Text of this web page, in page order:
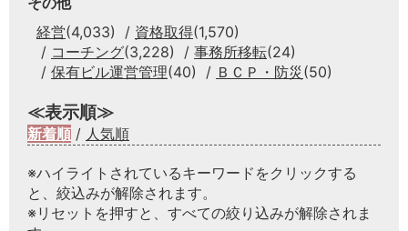
経営(4,033) 資格取得(1,570)
コーチング(3,228) 事務所移転(24)
保有ビル運営管理(40) ＢＣＰ・防災 (50)
≪表示順≫
新着順 / 人気順
※ハイライトされているキーワードをクリックする
と、絞込みが解除されます。
※リセットを押すと、すべての絞り込みが解除されま